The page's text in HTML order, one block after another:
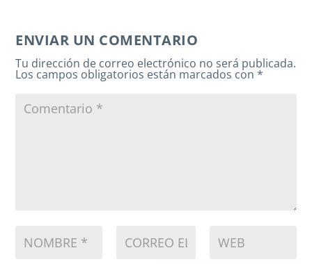
ENVIAR UN COMENTARIO
Tu dirección de correo electrónico no será publicada.
Los campos obligatorios están marcados con*